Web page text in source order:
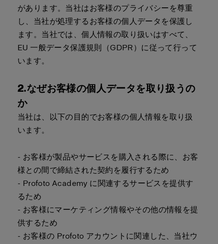
があります。当社はお客様のプライバシーを尊重
し、当社が処理するお客様の個人データを保護し
ます。当社では、個人情報の取り扱いはすべて、
EU 一般データ保護規則（GDPR）に従って行って
います。
2.なぜお客様の個人データを取り扱うの
か
当社は、以下の目的でお客様の個人情報を取り扱
います。
- お客様が製品やサービスを購入される際に、お客
様との間で締結された契約を履行するため
- Profoto Academy に関連するサービスを提供す
るため
- お客様にマーケティング情報やその他の情報を提
供するため
- お客様の Profoto アカウントに関連した、当社ウ